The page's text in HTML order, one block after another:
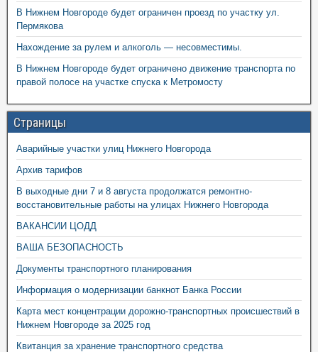
В Нижнем Новгороде будет ограничен проезд по участку ул.
Пермякова
Нахождение за рулем и алкоголь — несовместимы.
В Нижнем Новгороде будет ограничено движение транспорта по
правой полосе на участке спуска к Метромосту
Страницы
Аварийные участки улиц Нижнего Новгорода
Архив тарифов
В выходные дни 7 и 8 августа продолжатся ремонтно-
восстановительные работы на улицах Нижнего Новгорода
ВАКАНСИИ ЦОДД
ВАША БЕЗОПАСНОСТЬ
Документы транспортного планирования
Информация о модернизации банкнот Банка России
Карта мест концентрации дорожно-транспортных происшествий в
Нижнем Новгороде за 2025 год
Квитанция за хранение транспортного средства